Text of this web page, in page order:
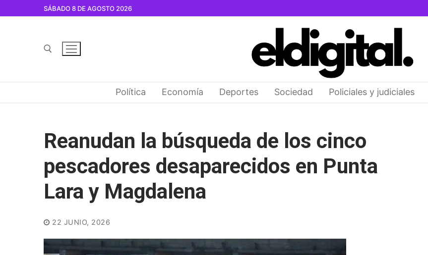
SÁBADO 8 DE AGOSTO 2026
Política Economía Deportes Sociedad Policiales y judiciales
Reanudan la búsqueda de los cinco
pescadores desaparecidos en Punta
Lara y Magdalena
22 JUNIO, 2026